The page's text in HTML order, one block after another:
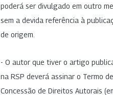
poderá ser divulgado em outro
sem a devida referência à
de origem.
- O autor que tiver o artigo
na RSP deverá assinar o Termo de
Concessão de Direitos Autorais